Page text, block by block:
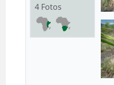
4 Fotos